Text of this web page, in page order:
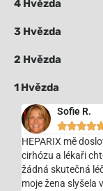
4 Hvězda
3 Hvězda
2 Hvězda
1 Hvězda
Sofie R.

HEPARIX mě
cirhózu a lékaři
žádná skutečná
moje žena slyšela